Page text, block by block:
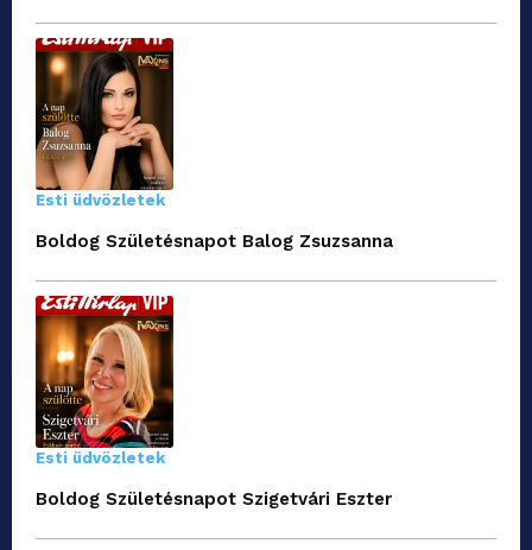
Esti üdvözletek
Boldog Születésnapot Balog Zsuzsanna
Esti üdvözletek
Boldog Születésnapot Szigetvári Eszter